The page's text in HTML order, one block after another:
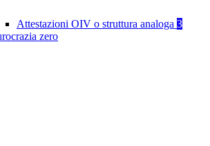
Attestazioni OIV o struttura analoga 3
zero